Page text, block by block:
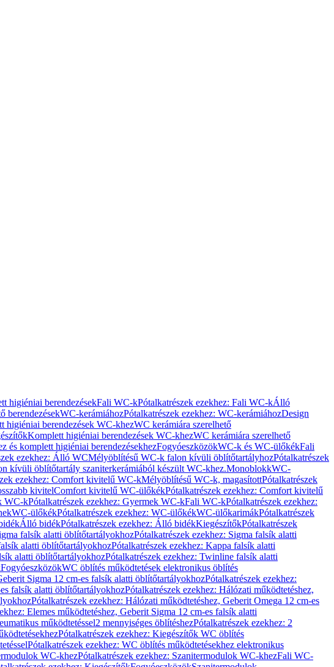
higiéniai berendezésekFali WC-kPótalkatrészek ezekhez: Fali WC-kÁlló
berendezésekWC-kerámiáhozPótalkatrészek ezekhez: WC-kerámiáhozDesign
higiéniai berendezések WC-khezWC kerámiára szerelhető
Komplett higiéniai berendezések WC-khezWC kerámiára szerelhető
és komplett higiéniai berendezésekhezFogyóeszközökWC-k és WC-ülőkékFali
ezekhez: Álló WCMélyöblítésű WC-k falon kívüli öblítőtartályhozPótalkatrészek
kívüli öblítőtartály szaniterkerámiából készült WC-khez.MonoblokkWC-
ezekhez: Comfort kivitelű WC-kMélyöblítésű WC-k, magasítottPótalkatrészek
kivitelComfort kivitelű WC-ülőkékPótalkatrészek ezekhez: Comfort kivitelű
WC-kPótalkatrészek ezekhez: Gyermek WC-kFali WC-kPótalkatrészek ezekhez:
WC-ülőkékPótalkatrészek ezekhez: WC-ülőkékWC-ülőkarimákPótalkatrészek
Álló bidékPótalkatrészek ezekhez: Álló bidékKiegészítőkPótalkatrészek
falsík alatti öblítőtartályokhozPótalkatrészek ezekhez: Sigma falsík alatti
alatti öblítőtartályokhozPótalkatrészek ezekhez: Kappa falsík alatti
alatti öblítőtartályokhozPótalkatrészek ezekhez: Twinline falsík alatti
FogyóeszközökWC öblítés működtetések elektronikus öblítés
Sigma 12 cm-es falsík alatti öblítőtartályokhozPótalkatrészek ezekhez:
falsík alatti öblítőtartályokhozPótalkatrészek ezekhez: Hálózati működtetéshez,
Pótalkatrészek ezekhez: Hálózati működtetéshez, Geberit Omega 12 cm-es
Elemes működtetéshez, Geberit Sigma 12 cm-es falsík alatti
működtetéssel2 mennyiséges öblítéshezPótalkatrészek ezekhez: 2
Pótalkatrészek ezekhez: Kiegészítők WC öblítés
Pótalkatrészek ezekhez: WC öblítés működtetésekhez elektronikus
WC-khezPótalkatrészek ezekhez: Szanitermodulok WC-khezFali WC-